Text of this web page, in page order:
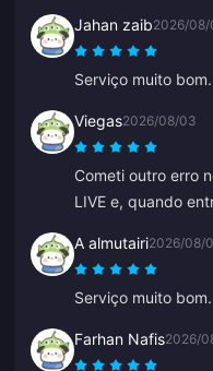
Jahan zaib2026/08/
Serviço muito bom.
Viegas2026/08/03
Cometi outro erro
LIVE e, quando
respeitosa e gentil.
A almutairi2026/08/
Serviço muito bom.
Farhan Nafis2026/